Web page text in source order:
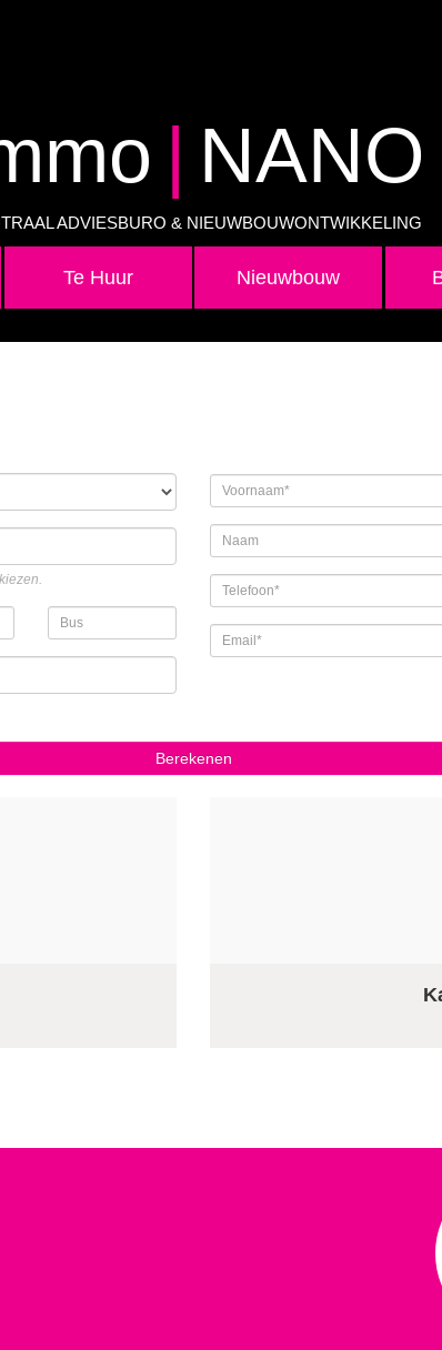
| NANO
ADVIESBURO & NIEUWBOUWONTWIKKELING
Te Huur Nieuwbouw
Berekenen